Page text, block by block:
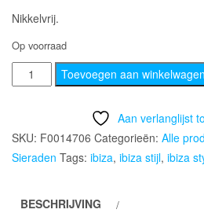
Nikkelvrij.
Op voorraad
Oorbellen
Ibiza
groen
aantal
Toevoegen aan winkelwagen
Aan verlanglijst
SKU: F0014706 Categorieën: Alle
Sieraden Tags: ibiza, ibiza stijl, ibiza
BESCHRIJVING